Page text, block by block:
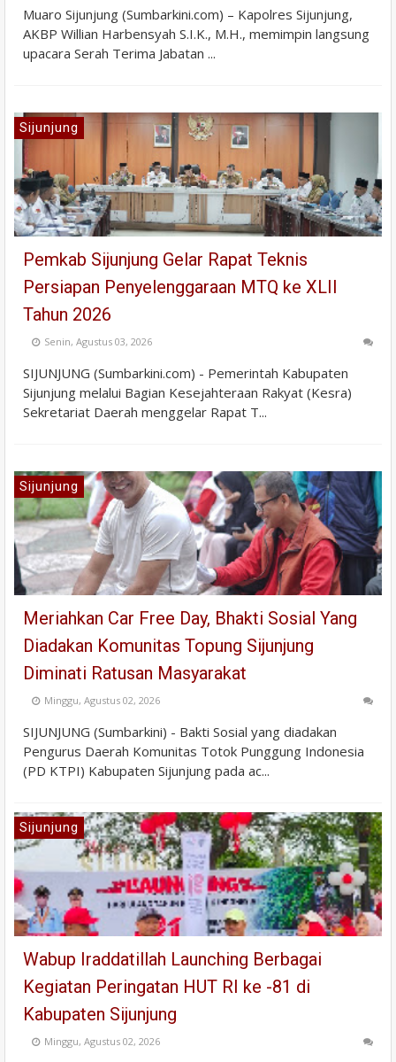
Muaro Sijunjung (Sumbarkini.com) – Kapolres Sijunjung,
AKBP Willian Harbensyah S.I.K., M.H., memimpin langsung
upacara Serah Terima Jabatan ...
Sijunjung
Pemkab Sijunjung Gelar Rapat Teknis
Persiapan Penyelenggaraan MTQ ke XLII
Tahun 2026
Senin, Agustus 03, 2026
SIJUNJUNG (Sumbarkini.com) - Pemerintah Kabupaten
Sijunjung melalui Bagian Kesejahteraan Rakyat (Kesra)
Sekretariat Daerah menggelar Rapat T...
Sijunjung
Meriahkan Car Free Day, Bhakti Sosial Yang
Diadakan Komunitas Topung Sijunjung
Diminati Ratusan Masyarakat
Minggu, Agustus 02, 2026
SIJUNJUNG (Sumbarkini) - Bakti Sosial yang diadakan
Pengurus Daerah Komunitas Totok Punggung Indonesia
(PD KTPI) Kabupaten Sijunjung pada ac...
Sijunjung
Wabup Iraddatillah Launching Berbagai
Kegiatan Peringatan HUT RI ke -81 di
Kabupaten Sijunjung
Minggu, Agustus 02, 2026